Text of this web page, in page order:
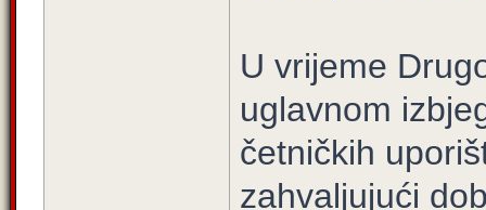
U vrijeme
uglavnom
četničkih
zahvaljujući